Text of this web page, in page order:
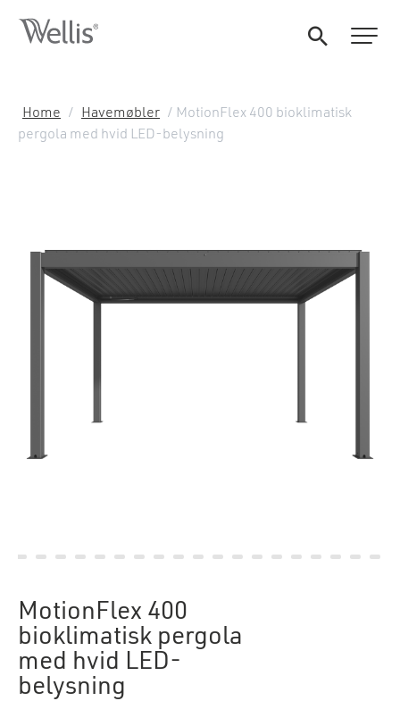
Home / Havemøbler / MotionFlex 400 bioklimatisk
pergola med hvid LED-belysning
MotionFlex 400
bioklimatisk pergola
med hvid LED-
belysning